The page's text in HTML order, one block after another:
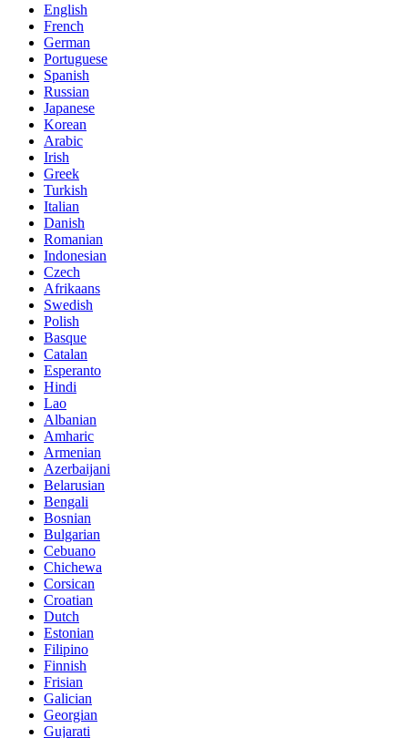
English
French
German
Portuguese
Spanish
Russian
Japanese
Korean
Arabic
Irish
Greek
Turkish
Italian
Danish
Romanian
Indonesian
Czech
Afrikaans
Swedish
Polish
Basque
Catalan
Esperanto
Hindi
Lao
Albanian
Amharic
Armenian
Azerbaijani
Belarusian
Bengali
Bosnian
Bulgarian
Cebuano
Chichewa
Corsican
Croatian
Dutch
Estonian
Filipino
Finnish
Frisian
Galician
Georgian
Gujarati